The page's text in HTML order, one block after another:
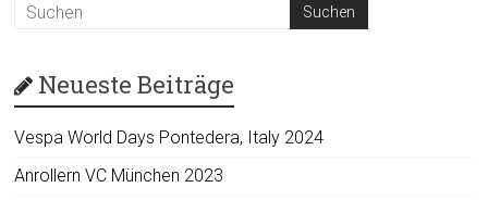
Neueste Beiträge
Vespa World Days Pontedera, Italy 2024
Anrollern VC München 2023